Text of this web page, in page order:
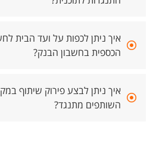
איך ניתן לכפות על ועד הבית
הכספית בחשבון הבנק?
איך ניתן לבצע פירוק שיתוף
השותפים מתנגד?